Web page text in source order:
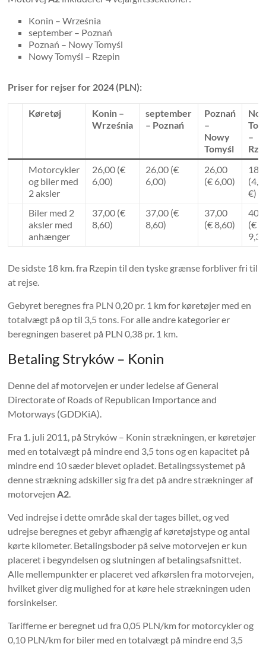
Konin – Września
september – Poznań
Poznań – Nowy Tomyśl
Nowy Tomyśl – Rzepin
Priser for rejser for 2024 (PLN):
Køretøj
Konin –
Września
september
– Poznań
Poznań
–
Nowy
Tomyśl
–
Motorcykler
og biler med
2 aksler
26,00 (€
6,00)
26,00 (€
6,00)
26,00
(€ 6,00)
€)
Biler med 2
aksler med
anhænger
37,00 (€
8,60)
37,00 (€
8,60)
37,00
(€ 8,60)
(€
De sidste 18 km. fra Rzepin til den tyske grænse forbliver fri til
at rejse.
Gebyret beregnes fra PLN 0,20 pr. 1 km for køretøjer med en
totalvægt på op til 3,5 tons. For alle andre kategorier er
beregningen baseret på PLN 0,38 pr. 1 km.
Betaling Stryków – Konin
Denne del af motorvejen er under ledelse af General
Directorate of Roads of Republican Importance and
Motorways (GDDKiA).
Fra 1. juli 2011, på Stryków – Konin strækningen, er køretøjer
med en totalvægt på mindre end 3,5 tons og en kapacitet på
mindre end 10 sæder blevet opladet. Betalingssystemet på
denne strækning adskiller sig fra det på andre strækninger af
motorvejen A2
Ved indrejse i dette område skal der tages billet, og ved
udrejse beregnes et gebyr afhængig af køretøjstype og antal
kørte kilometer. Betalingsboder på selve motorvejen er kun
placeret i begyndelsen og slutningen af ​​betalingsafsnittet.
Alle mellempunkter er placeret ved afkørslen fra motorvejen,
hvilket giver dig mulighed for at køre hele strækningen uden
forsinkelser.
Tarifferne er beregnet ud fra 0,05 PLN/km for motorcykler og
0,10 PLN/km for biler med en totalvægt på mindre end 3,5